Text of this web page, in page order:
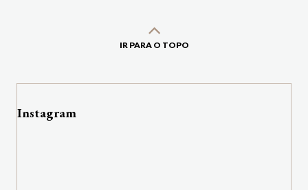
IR PARA O TOPO
Instagram